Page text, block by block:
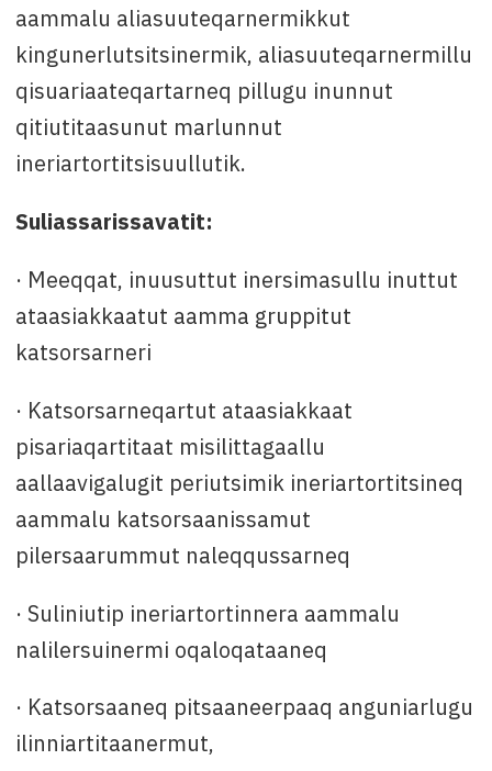
aammalu aliasuuteqarnermikkut
kingunerlutsitsinermik, aliasuuteqarnermillu
qisuariaateqartarneq pillugu inunnut
qitiutitaasunut marlunnut
ineriartortitsisuullutik.
Suliassarissavatit:
· Meeqqat, inuusuttut inersimasullu inuttut
ataasiakkaatut aamma gruppitut
katsorsarneri
· Katsorsarneqartut ataasiakkaat
pisariaqartitaat misilittagaallu
aallaavigalugit periutsimik ineriartortitsineq
aammalu katsorsaanissamut
pilersaarummut naleqqussarneq
· Suliniutip ineriartortinnera aammalu
nalilersuinermi oqaloqataaneq
· Katsorsaaneq pitsaaneerpaaq anguniarlugu
ilinniartitaanermut,